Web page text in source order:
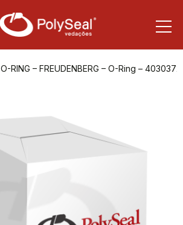
O-RING – FREUDENBERG – O-Ring –